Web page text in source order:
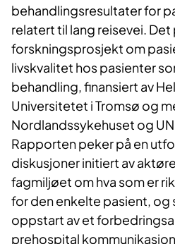
behandlingsresultater for
relatert til lang reisevei.
forskningsprosjekt om
livskvalitet hos pasienter
behandling, finansiert av
Universitetet i Tromsø og
Nordlandssykehuset og
Rapporten peker på en
diskusjoner initiert av
fagmiljøet om hva som er
for den enkelte pasient,
oppstart av et
prehospital